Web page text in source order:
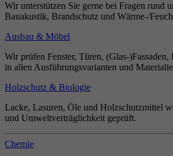
Wir unterstützen Sie gerne bei Fragen rund
Bauakustik, Brandschutz und Wärme-/
Ausbau & Möbel
Wir prüfen Fenster, Türen, (Glas-
in allen Ausführungsvarianten und
Holzschutz & Biologie
Lacke, Lasuren, Öle und Holzschutzmittel
und Umweltverträglichkeit geprüft.
Chemie